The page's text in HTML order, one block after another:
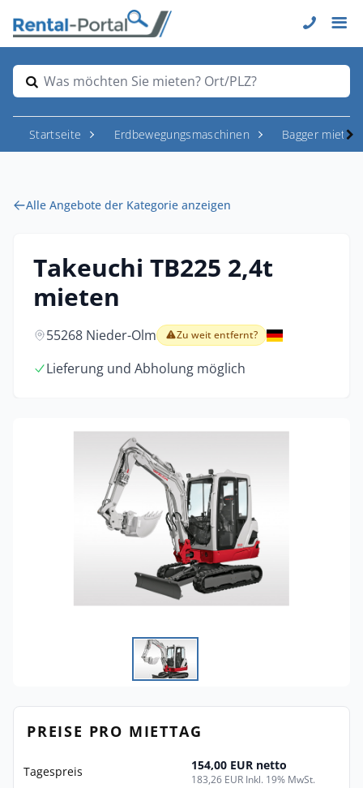
Was möchten Sie mieten? Ort/PLZ?
Startseite Erdbewegungsmaschinen Bagger mieten
Alle Angebote der Kategorie anzeigen
Takeuchi TB225 2,4t
mieten
55268 Nieder-Olm Zu weit entfernt?
Lieferung und Abholung möglich
PREISE PRO MIETTAG
Tagespreis 154,00 EUR netto
183,26 EUR Inkl. 19% MwSt.